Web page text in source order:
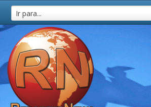
Ir para...